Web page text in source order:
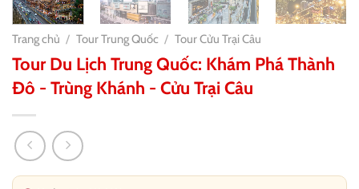
Trang chủ / Tour Trung Quốc / Tour Cửu Trại Câu
Tour Du Lịch Trung Quốc: Khám Phá Thành
Đô - Trùng Khánh - Cửu Trại Câu